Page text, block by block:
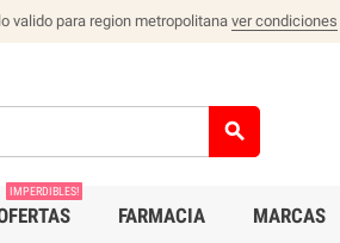
valido para region metropolitanaver condiciones
search
IMPERDIBLES!
FARMACIA MARCAS